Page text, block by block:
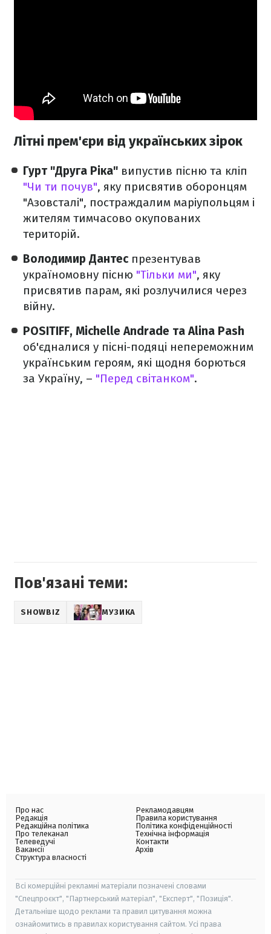
Літні прем'єри від українських зірок
Гурт "Друга Ріка" випустив пісню та кліп
"Чи ти почув", яку присвятив оборонцям
"Азовсталі", постраждалим маріупольцям і
жителям тимчасово окупованих
територій.
Володимир Дантеспрезентував
україномовну пісню "Тільки ми", яку
присвятив парам, які розлучилися через
війну.
POSITIFF, Michelle Andrade та Alina Pash
об'єдналися у пісні-подяці непереможним
українським героям, які щодня борються
за Україну, – "Перед світанком".
Пов'язані теми:
SHOWBIZ МУЗИКА
Про нас
Редакція
Редакційна політика
Про телеканал
Телеведучі
Вакансії
Структура власності
Рекламодавцям
Правила користування
Політика конфіденційності
Технічна інформація
Контакти
Архів
Всі комерційні рекламні матеріали позначені словами
"Спецпроєкт", "Партнерський матеріал", "Експерт", "Позиція".
Детальніше щодо реклами та правил цитування можна
ознайомитись в правилах користування сайтом. Усі права